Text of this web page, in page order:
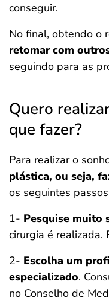
conseguir.
No final, obtendo o
retomar com
seguindo para as
Quero
que fazer?
Para realizar o
plástica, ou seja,
os seguintes
1- Pesquise muito
cirurgia é realizada.
2- Escolha um
especializado.
no Conselho de